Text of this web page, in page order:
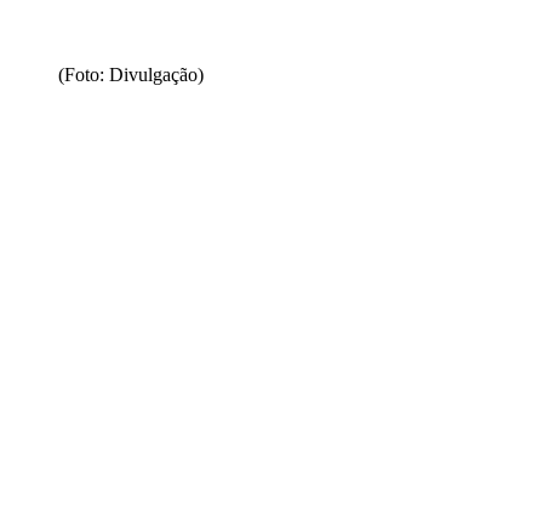
(Foto: Divulgação)